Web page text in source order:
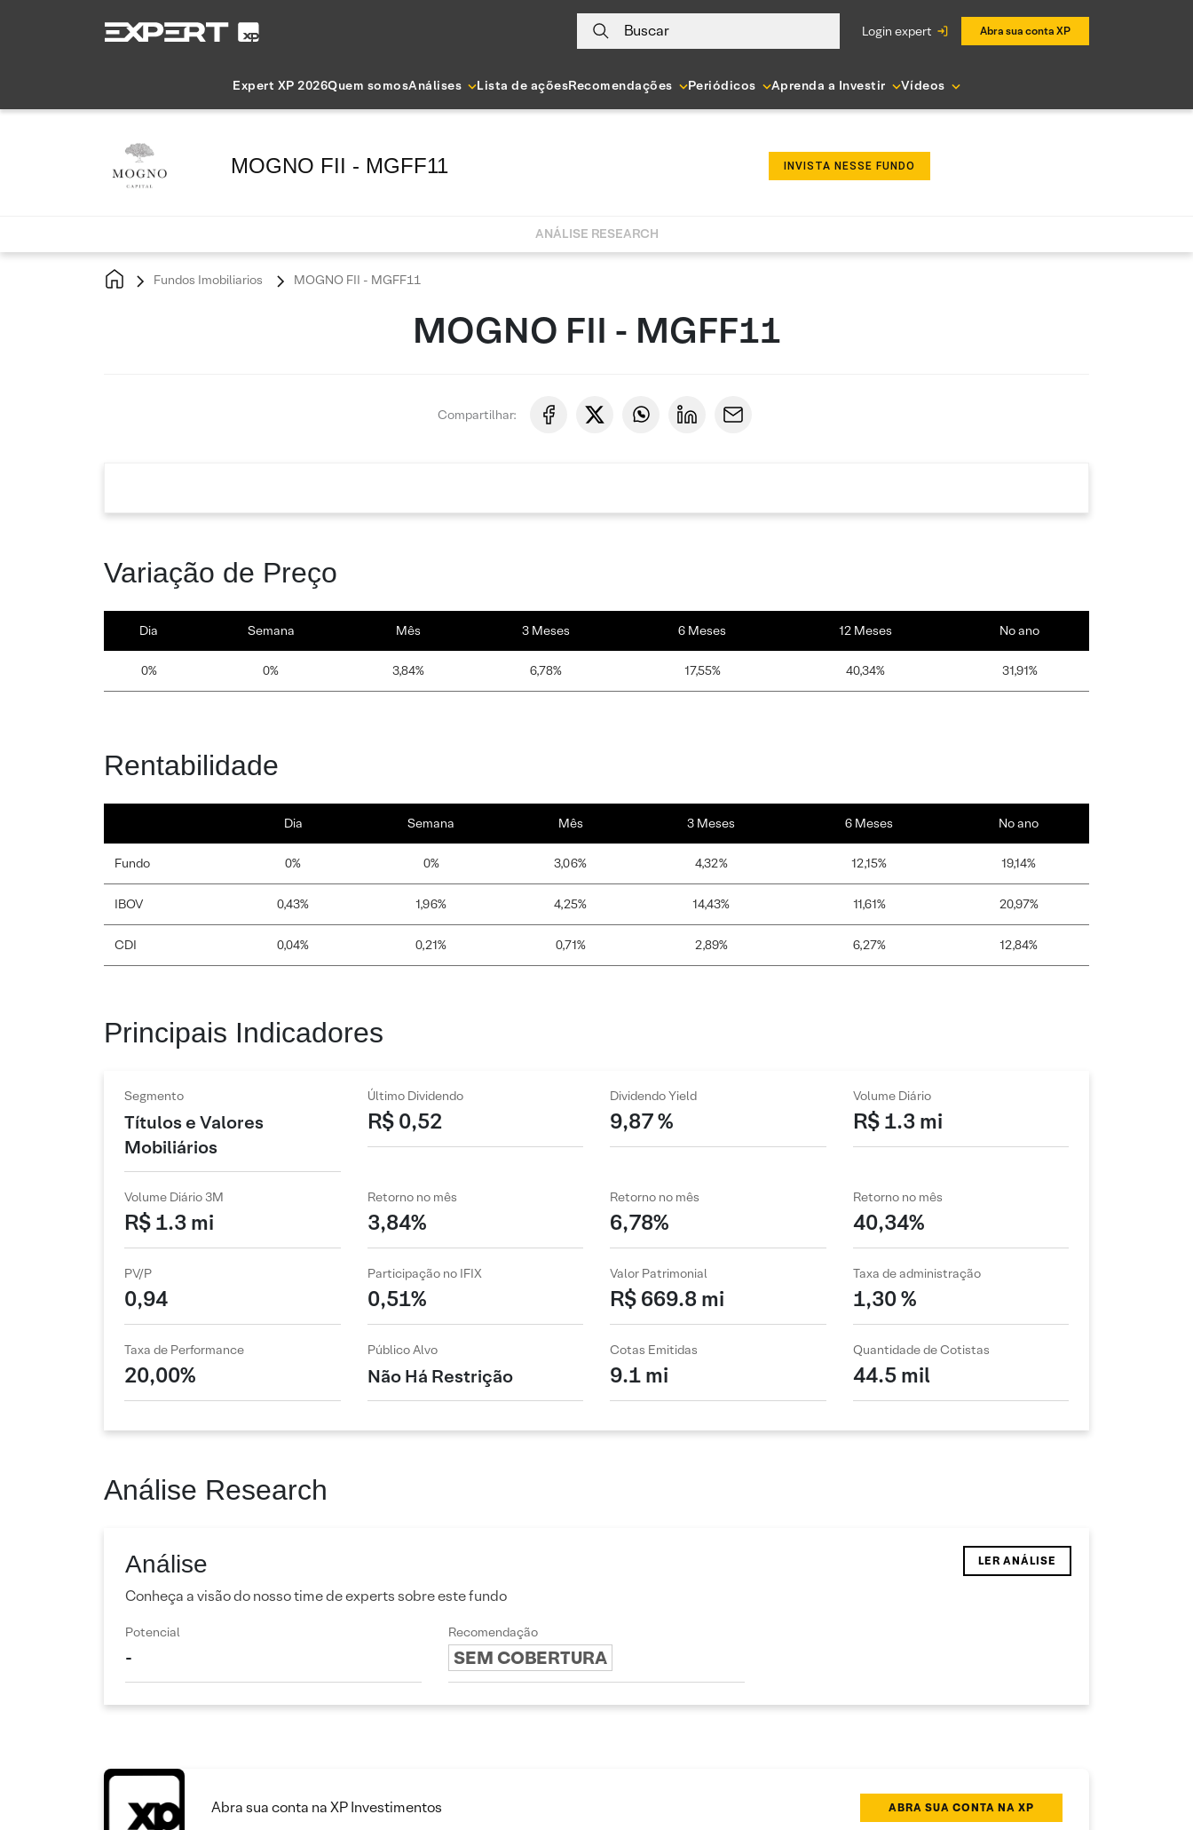
Buscar login expert Abra sua conta XP
Expert XP 2026Quem somosAnálises Lista de açõesRecomendações Periódicos Aprenda a Investir Vídeos
MOGNO FII - MGFF11 INVISTA NESSE FUNDO
ANÁLISE RESEARCH
Fundos Imobiliarios MOGNO FII - MGFF11
MOGNO FII - MGFF11
Compartilhar:
Variação de Preço
Dia Semana Mês 3 Meses 6 Meses 12 Meses No ano
0% 0% 3,84% 6,78% 17,55% 40,34% 31,91%
Rentabilidade
Dia Semana Mês 3 Meses 6 Meses No ano
Fundo 0% 0% 3,06% 4,32% 12,15% 19,14%
IBOV 0,43% 1,96% 4,25% 14,43% 11,61% 20,97%
CDI 0,04% 0,21% 0,71% 2,89% 6,27% 12,84%
Principais Indicadores
Segmento
Títulos e Valores
Mobiliários
Último Dividendo
R$ 0,52
Dividendo Yield
9,87 %
Volume Diário
R$ 1.3 mi
Volume Diário 3M
R$ 1.3 mi
Retorno no mês
3,84%
Retorno no mês
6,78%
Retorno no mês
40,34%
PV/P
0,94
Participação no IFIX
0,51%
Valor Patrimonial
R$ 669.8 mi
Taxa de administração
1,30 %
Taxa de Performance
20,00%
Público Alvo
Não Há Restrição
Cotas Emitidas
9.1 mi
Quantidade de Cotistas
44.5 mil
Análise Research
Análise
Conheça a visão do nosso time de experts sobre este fundo
Potencial
-
Recomendação
SEM COBERTURA
LER ANÁLISE
Abra sua conta na XP Investimentos ABRA SUA CONTA NA XP